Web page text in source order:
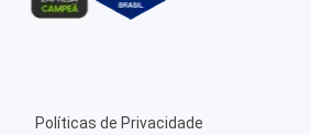
Políticas de Privacidade